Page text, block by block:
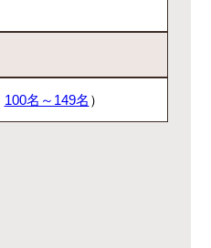
100名～149名 ）